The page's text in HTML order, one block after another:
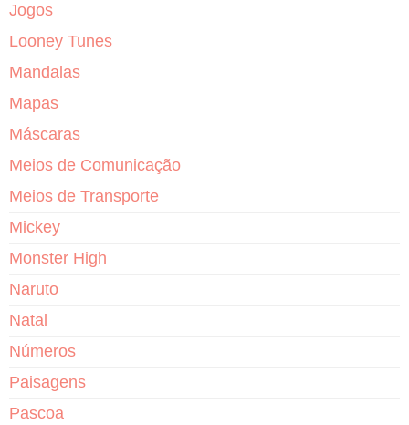
Jogos
Looney Tunes
Mandalas
Mapas
Máscaras
Meios de Comunicação
Meios de Transporte
Mickey
Monster High
Naruto
Natal
Números
Paisagens
Pascoa